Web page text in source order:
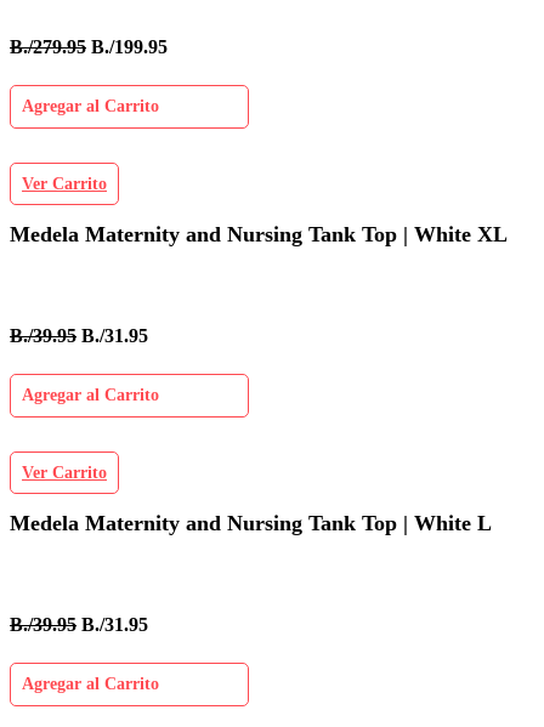
B./279.95 B./199.95
Agregar al Carrito
Ver Carrito
Medela Maternity and Nursing Tank Top | White XL
B./39.95 B./31.95
Agregar al Carrito
Ver Carrito
Medela Maternity and Nursing Tank Top | White L
B./39.95 B./31.95
Agregar al Carrito